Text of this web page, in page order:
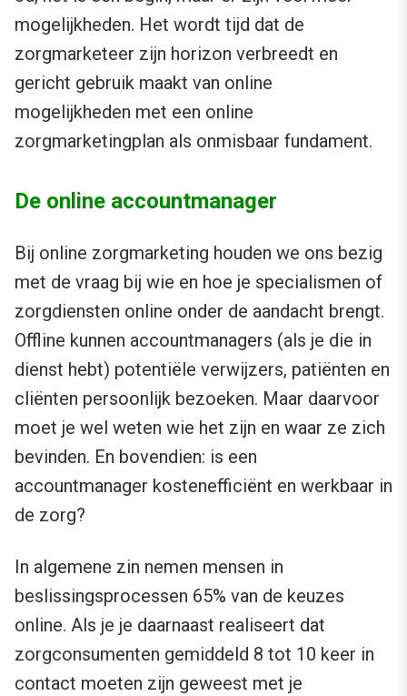
mogelijkheden. Het wordt tijd dat de
zorgmarketeer zijn horizon verbreedt en
gericht gebruik maakt van online
mogelijkheden met een online
zorgmarketingplan als onmisbaar fundament.
De online accountmanager
Bij online zorgmarketing houden we ons bezig
met de vraag bij wie en hoe je specialismen of
zorgdiensten online onder de aandacht brengt.
Offline kunnen accountmanagers (als je die in
dienst hebt) potentiële verwijzers, patiënten en
cliënten persoonlijk bezoeken. Maar daarvoor
moet je wel weten wie het zijn en waar ze zich
bevinden. En bovendien: is een
accountmanager kostenefficiënt en werkbaar in
de zorg?
In algemene zin nemen mensen in
beslissingsprocessen 65% van de keuzes
online. Als je je daarnaast realiseert dat
zorgconsumenten gemiddeld 8 tot 10 keer in
contact moeten zijn geweest met je